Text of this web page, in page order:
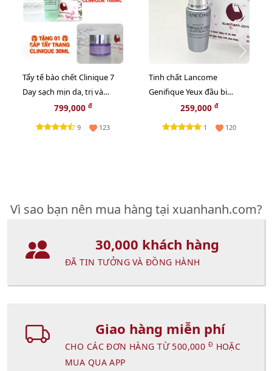
Tẩy tế bào chết Clinique 7
Day sạch mịn da, trị và
ngừa mụn cám, 100ml -
TẶNG 1 SÁP TẨY TRANG
799,000 đ
9 123
Tinh chất Lancome
Genifique Yeux đầu bi
massage trẻ hóa vùng mắt,
259,000 đ
1 120
Vì sao bạn nên mua hàng tại xuanhanh.com?
30,000 khách hàng
ĐÃ TIN TƯỞNG VÀ ĐỒNG HÀNH
Giao hàng miễn phí
CHO CÁC ĐƠN HÀNG TỪ 500,000 Đ HOẶC
MUA QUA APP